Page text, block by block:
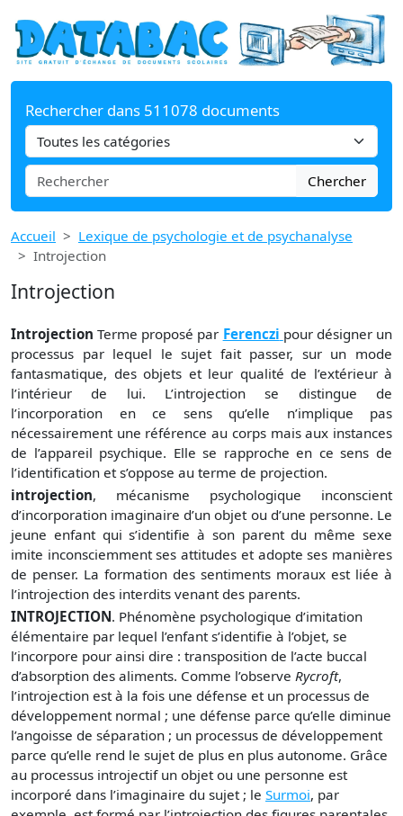
Rechercher dans 511078 documents
Chercher
Accueil
Lexique de psychologie et de psychanalyse
Introjection
Introjection
Introjection Terme proposé par Ferenczi pour désigner un
processus par lequel le sujet fait passer, sur un mode
fantasmatique, des objets et leur qualité de l’extérieur à
l’intérieur de lui. L’introjection se distingue de
l’incorporation en ce sens qu’elle n’implique pas
nécessairement une référence au corps mais aux instances
de l’appareil psychique. Elle se rapproche en ce sens de
l’identification et s’oppose au terme de projection.
introjection, mécanisme psychologique inconscient
d’incorporation imaginaire d’un objet ou d’une personne. Le
jeune enfant qui s’identifie à son parent du même sexe
imite inconsciemment ses attitudes et adopte ses manières
de penser. La formation des sentiments moraux est liée à
l’introjection des interdits venant des parents.
INTROJECTION. Phénomène psychologique d’imitation
élémentaire par lequel l’enfant s’identifie à l’objet, se
l’incorpore pour ainsi dire : transposition de l’acte buccal
d’absorption des aliments. Comme l’observe Rycroft,
l’introjection est à la fois une défense et un processus de
développement normal ; une défense parce qu’elle diminue
l’angoisse de séparation ; un processus de développement
parce qu’elle rend le sujet de plus en plus autonome. Grâce
au processus introjectif un objet ou une personne est
incorporé dans l’imaginaire du sujet ; le Surmoi, par